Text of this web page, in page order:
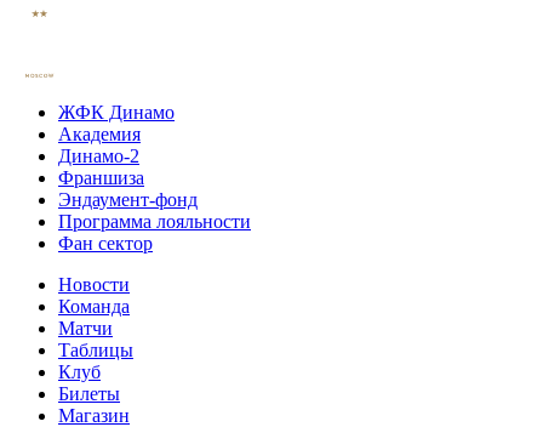
ЖФК Динамо
Академия
Динамо-2
Франшиза
Эндаумент-фонд
Программа лояльности
Фан сектор
Новости
Команда
Матчи
Таблицы
Клуб
Билеты
Магазин